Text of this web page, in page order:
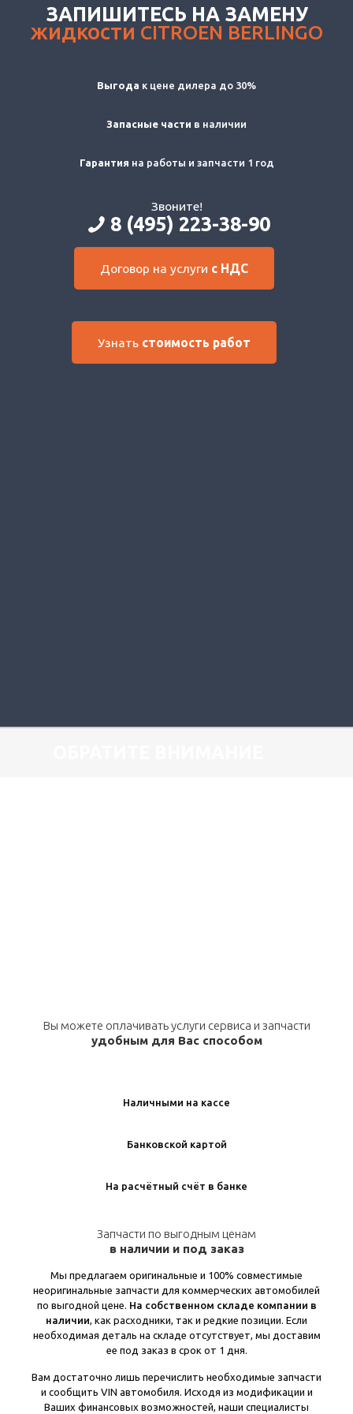
ЗАПИШИТЕСЬ НА ЗАМЕНУ
жидкости CITROEN BERLINGO
Выгода к цене дилера до 30%
Запасные части в наличии
Гарантия на работы и запчасти 1 год
Звоните!
8 (495) 223-38-90
Договор на услуги с НДС
Узнать стоимость работ
Вы можете оплачивать услуги сервиса и запчасти
удобным для Вас способом
Наличными на кассе
Банковской картой
На расчётный счёт в банке
Запчасти по выгодным ценам
в наличии и под заказ
Мы предлагаем оригинальные и 100% совместимые
неоригинальные запчасти для коммерческих автомобилей
по выгодной цене. На собственном складе компании в
наличии , как расходники, так и редкие позиции. Если
необходимая деталь на складе отсутствует, мы доставим
ее под заказ в срок от 1 дня.
Вам достаточно лишь перечислить необходимые запчасти
и сообщить VIN автомобиля. Исходя из модификации и
Ваших финансовых возможностей, наши специалисты